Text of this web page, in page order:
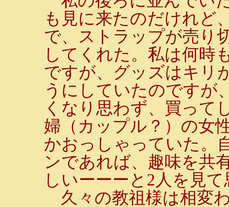
も見に来たのだけれど
で、ストラップが売り
してくれた。私は何時
ですが、グッズはキリ
うにしていたのですが
くなり思わず、買って
婦（カップル？）の女
かおっしゃっていた。
ンであれば、趣味を共
しいーーーと2人を見
久々の教祖様は相変